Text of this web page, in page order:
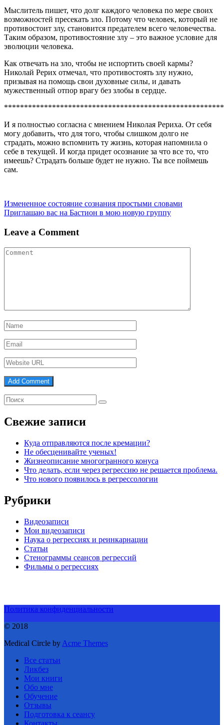
Мыслитель пишет, что долг каждого человека по мере своих
возможностей пресекать зло. Потому что человек, который не
противостоит злу, становится предателем всего человечества.
Таким образом, противостояние злу – это важное условие для
эволюции человека.
Как отвечать на зло, чтобы не испортить своей кармы?
Николай Рерих отмечал, что противостоять злу нужно,
призывая на помощь свои духовные силы, и давать
мужественный отпор врагу без злобы в сердце.
И я полностью согласна с мнением Николая Рериха. От себя
могу добавить, что для того, чтобы слишком долго не
страдать, можно вспомнить ту жизнь, которая напомнила о
себе в текущей. И когда придет осознание за что все то, что
имеешь? Страдать больше будет не нужно. Ты все поймешь
сам.
Навигация
по
записям
Измененное состояние сознания простыми словами
Приглашаю вас на Бастион в мою новую группу
Leave a Comment
Свежие записи
Куда отправляются после кремации?
Не обесценивайте ученых!
Жизнеописание многогранного конуса
Что делать, если через регрессию не решается проблема.
Что нового появилось в регрессологии
Рубрики
Видеозаписи
Мои видеозаписи
Наука о регрессиях и реинкарнации
Статьи
Стенограммы сеансов регрессий
Фильмы о регрессиях
Политика конфиденциальности
© 2018
Medical Circle by Acme Themes
Все статьи
Ликбез
Мои книги
Обо мне
Обучение
Отзывы
Подготовка к сеансу
Контакты